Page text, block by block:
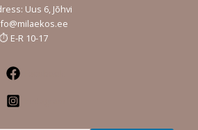
Uus 6, Jõhvi
⏱️ E-R 10-17